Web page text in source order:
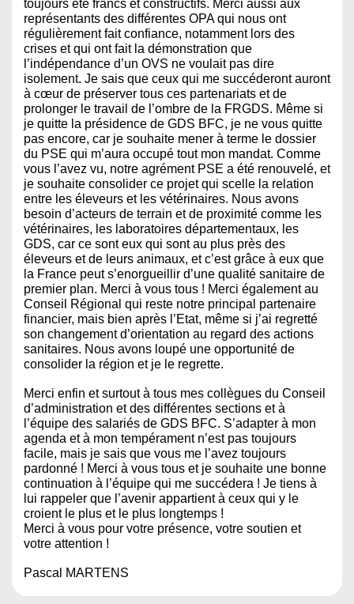
toujours été francs et constructifs. Merci aussi aux
représentants des différentes OPA qui nous ont
régulièrement fait confiance, notamment lors des
crises et qui ont fait la démonstration que
l’indépendance d’un OVS ne voulait pas dire
isolement. Je sais que ceux qui me succéderont auront
à cœur de préserver tous ces partenariats et de
prolonger le travail de l’ombre de la FRGDS. Même si
je quitte la présidence de GDS BFC, je ne vous quitte
pas encore, car je souhaite mener à terme le dossier
du PSE qui m’aura occupé tout mon mandat. Comme
vous l’avez vu, notre agrément PSE a été renouvelé, et
je souhaite consolider ce projet qui scelle la relation
entre les éleveurs et les vétérinaires. Nous avons
besoin d’acteurs de terrain et de proximité comme les
vétérinaires, les laboratoires départementaux, les
GDS, car ce sont eux qui sont au plus près des
éleveurs et de leurs animaux, et c’est grâce à eux que
la France peut s’enorgueillir d’une qualité sanitaire de
premier plan. Merci à vous tous ! Merci également au
Conseil Régional qui reste notre principal partenaire
financier, mais bien après l’Etat, même si j’ai regretté
son changement d’orientation au regard des actions
sanitaires. Nous avons loupé une opportunité de
consolider la région et je le regrette.
Merci enfin et surtout à tous mes collègues du Conseil
d’administration et des différentes sections et à
l’équipe des salariés de GDS BFC. S’adapter à mon
agenda et à mon tempérament n’est pas toujours
facile, mais je sais que vous me l’avez toujours
pardonné ! Merci à vous tous et je souhaite une bonne
continuation à l’équipe qui me succédera ! Je tiens à
lui rappeler que l’avenir appartient à ceux qui y le
croient le plus et le plus longtemps !
Merci à vous pour votre présence, votre soutien et
votre attention !
Pascal MARTENS